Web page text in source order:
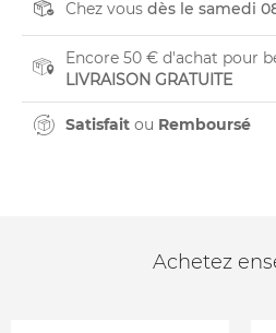
Chez vous dès le samedi
Encore 50 € d'achat pour
LIVRAISON GRATUITE
Satisfait ou Remboursé
Achetez